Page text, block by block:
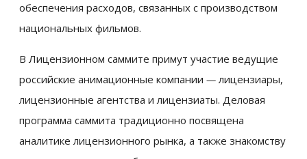
обеспечения расходов, связанных с производством
национальных фильмов.
В Лицензионном саммите примут участие ведущие
российские анимационные компании —лицензиары,
лицензионные агентства и лицензиаты. Деловая
программа саммита традиционно посвящена
аналитике лицензионного рынка, а также знакомству